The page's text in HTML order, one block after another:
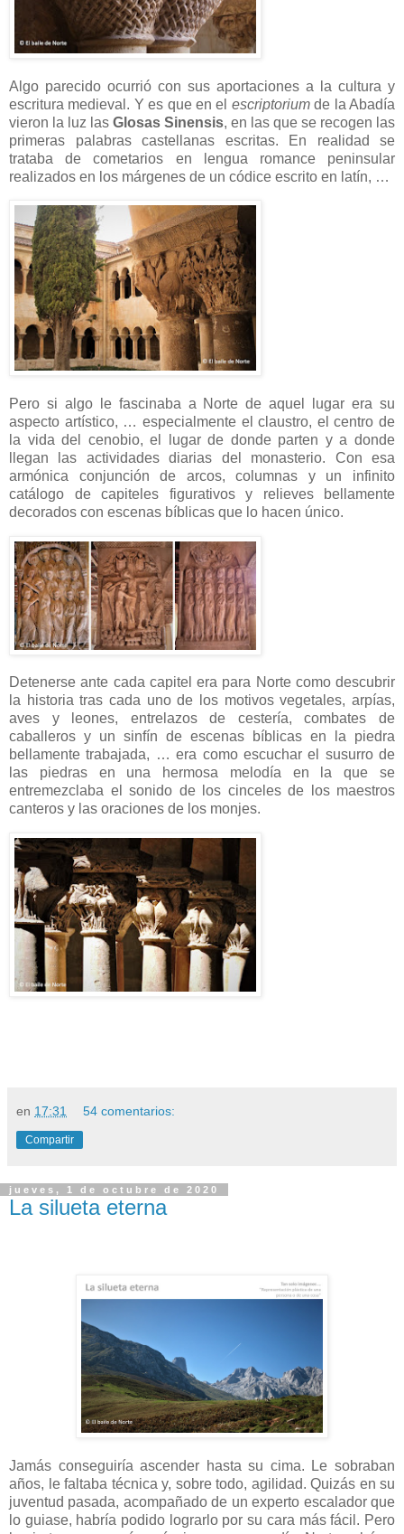
Algo parecido ocurrió con sus aportaciones a la cultura y
escritura medieval. Y es que en el escriptoriumde la Abadía
vieron la luz las Glosas Sinensis, en las que se recogen las
primeras palabras castellanas escritas. En realidad se
trataba de cometarios en lengua romance peninsular
realizados en los márgenes de un códice escrito en latín, …
Pero si algo le fascinaba a Norte de aquel lugar era su
aspecto artístico, … especialmente el claustro, el centro de
la vida del cenobio, el lugar de donde parten y a donde
llegan las actividades diarias del monasterio. Con esa
armónica conjunción de arcos, columnas y un infinito
catálogo de capiteles figurativos y relieves bellamente
decorados con escenas bíblicas que lo hacen único.
Detenerse ante cada capitel era para Norte como descubrir
la historia tras cada uno de los motivos vegetales, arpías,
aves y leones, entrelazos de cestería, combates de
caballeros y un sinfín de escenas bíblicas en la piedra
bellamente trabajada, … era como escuchar el susurro de
las piedras en una hermosa melodía en la que se
entremezclaba el sonido de los cinceles de los maestros
canteros y las oraciones de los monjes.
en 17:31 54 comentarios:
Compartir
jueves, 1 de octubre de 2020
La silueta eterna
Jamás conseguiría ascender hasta su cima. Le sobraban
años, le faltaba técnica y, sobre todo, agilidad. Quizás en su
juventud pasada, acompañado de un experto escalador que
lo guiase, habría podido lograrlo por su cara más fácil. Pero